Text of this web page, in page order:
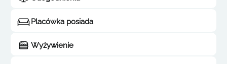
Placówka posiada
Wyżywienie